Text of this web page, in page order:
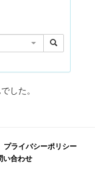
した。
プライバシーポリシー
い合わせ